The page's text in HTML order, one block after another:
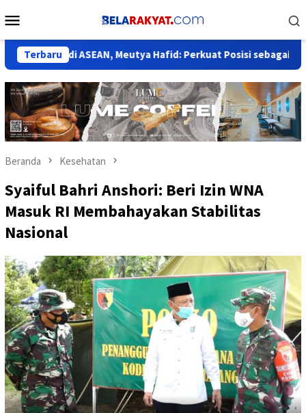
ke
Mobile
Terbaru
di ASEAN, Meutya Hafid: Perkuat Posisi sebagai Pusat AI
Beranda Kesehatan
Syaiful Bahri Anshori: Beri Izin WNA
Masuk RI Membahayakan Stabilitas
Nasional